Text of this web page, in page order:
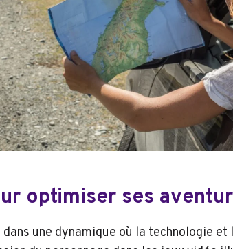
optimiser ses
une dynamique où la technologie